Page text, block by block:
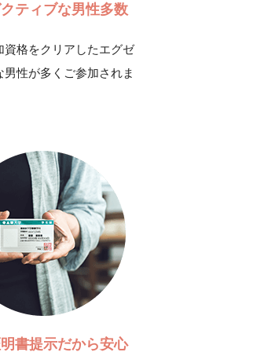
ティブな男性多数
資格をクリアしたエグゼ
男性が多くご参加されま
書提示だから安心